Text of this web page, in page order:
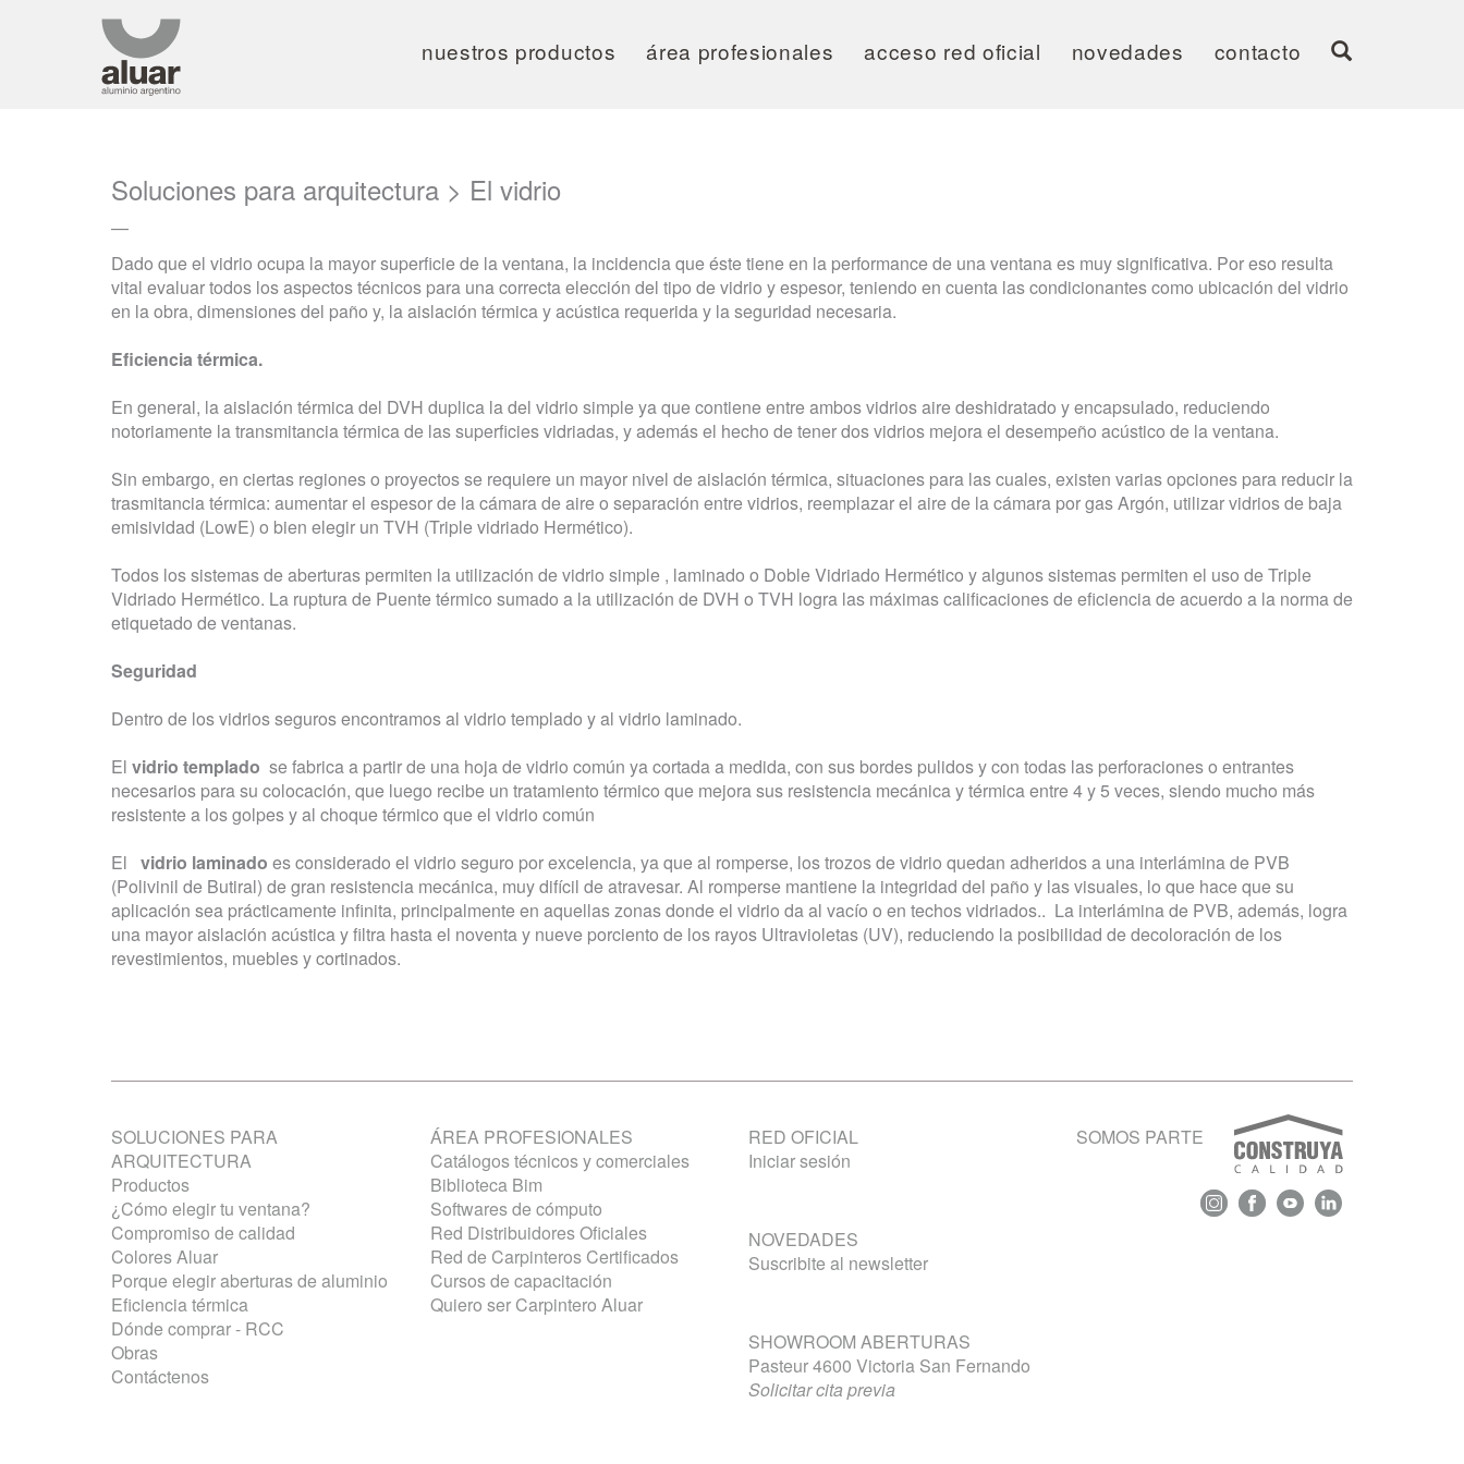
nuestros productos área profesionales acceso red oficial novedades contacto
Soluciones para arquitectura > El vidrio
—
Dado que el vidrio ocupa la mayor superficie de la ventana, la incidencia que éste tiene en la performance de una ventana es muy significativa. Por eso resulta
vital evaluar todos los aspectos técnicos para una correcta elección del tipo de vidrio y espesor, teniendo en cuenta las condicionantes como ubicación del vidrio
en la obra, dimensiones del paño y, la aislación térmica y acústica requerida y la seguridad necesaria.
Eficiencia térmica.
En general, la aislación térmica del DVH duplica la del vidrio simple ya que contiene entre ambos vidrios aire deshidratado y encapsulado, reduciendo
notoriamente la transmitancia térmica de las superficies vidriadas, y además el hecho de tener dos vidrios mejora el desempeño acústico de la ventana.
Sin embargo, en ciertas regiones o proyectos se requiere un mayor nivel de aislación térmica, situaciones para las cuales, existen varias opciones para reducir la
trasmitancia térmica: aumentar el espesor de la cámara de aire o separación entre vidrios, reemplazar el aire de la cámara por gas Argón, utilizar vidrios de baja
emisividad (LowE) o bien elegir un TVH (Triple vidriado Hermético).
Todos los sistemas de aberturas permiten la utilización de vidrio simple , laminado o Doble Vidriado Hermético y algunos sistemas permiten el uso de Triple
Vidriado Hermético. La ruptura de Puente térmico sumado a la utilización de DVH o TVH logra las máximas calificaciones de eficiencia de acuerdo a la norma de
etiquetado de ventanas.
Seguridad
Dentro de los vidrios seguros encontramos al vidrio templado y al vidrio laminado.
El vidrio templado se fabrica a partir de una hoja de vidrio común ya cortada a medida, con sus bordes pulidos y con todas las perforaciones o entrantes
necesarios para su colocación, que luego recibe un tratamiento térmico que mejora sus resistencia mecánica y térmica entre 4 y 5 veces, siendo mucho más
resistente a los golpes y al choque térmico que el vidrio común
El vidrio laminado es considerado el vidrio seguro por excelencia, ya que al romperse, los trozos de vidrio quedan adheridos a una interlámina de PVB
(Polivinil de Butiral) de gran resistencia mecánica, muy difícil de atravesar. Al romperse mantiene la integridad del paño y las visuales, lo que hace que su
aplicación sea prácticamente infinita, principalmente en aquellas zonas donde el vidrio da al vacío o en techos vidriados.. La interlámina de PVB, además, logra
una mayor aislación acústica y filtra hasta el noventa y nueve porciento de los rayos Ultravioletas (UV), reduciendo la posibilidad de decoloración de los
revestimientos, muebles y cortinados.
SOLUCIONES PARA
ARQUITECTURA
Productos
¿Cómo elegir tu ventana?
Compromiso de calidad
Colores Aluar
Porque elegir aberturas de aluminio
Eficiencia térmica
Dónde comprar - RCC
Obras
Contáctenos
ÁREA PROFESIONALES
Catálogos técnicos y comerciales
Biblioteca Bim
Softwares de cómputo
Red Distribuidores Oficiales
Red de Carpinteros Certificados
Cursos de capacitación
Quiero ser Carpintero Aluar
RED OFICIAL
Iniciar sesión
NOVEDADES
Suscribite al newsletter
SHOWROOM ABERTURAS
Pasteur 4600 Victoria San Fernando
Solicitar cita previa
SOMOS PARTE